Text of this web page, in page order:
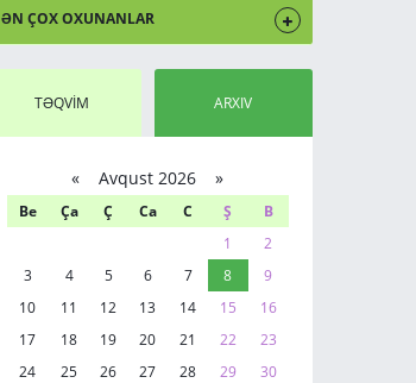
ƏN ÇOX OXUNANLAR
TƏQVİM ARXIV
« Avqust 2026 »
Be Ça Ç Ca C Ş
B
1
2
3
4 5 6 7 8
9
10
11 12 13 14 15
16
17
18 19 20 21 22
23
24
25 26 27 28 29 30